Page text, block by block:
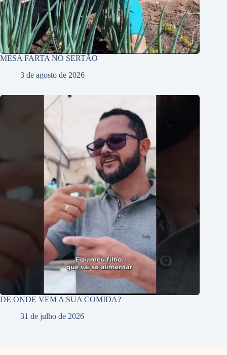
MESA FARTA NO SERTÃO
3 de agosto de 2026
DE ONDE VEM A SUA COMIDA?
31 de julho de 2026